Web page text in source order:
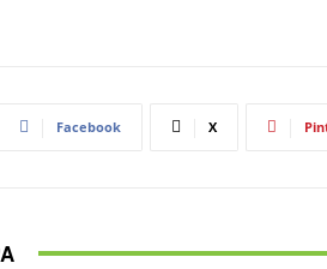
Facebook X